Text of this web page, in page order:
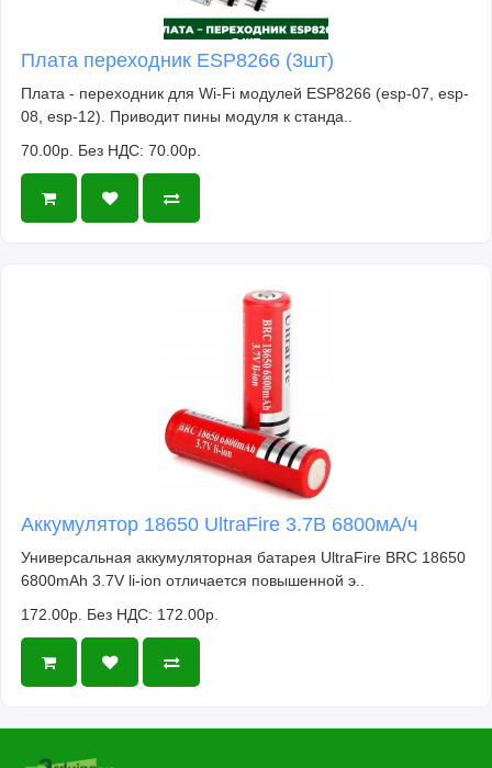
Плата переходник ESP8266 (3шт)
Плата - переходник для Wi-Fi модулей ESP8266 (esp-07, esp-
08, esp-12). Приводит пины модуля к станда..
70.00р. Без НДС: 70.00р.
Аккумулятор 18650 UltraFire 3.7В 6800мА/ч
Универсальная аккумуляторная батарея UltraFire BRC 18650
6800mAh 3.7V li-ion отличается повышенной э..
172.00р. Без НДС: 172.00р.